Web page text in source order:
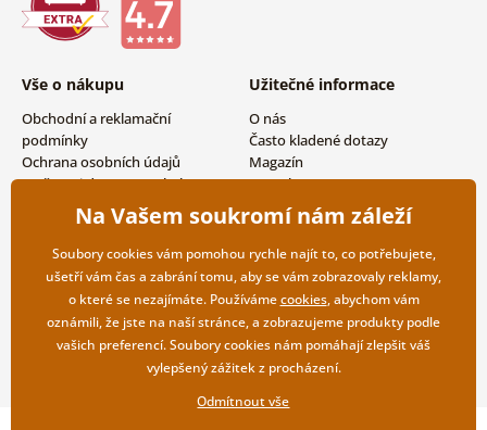
Vše o nákupu
Obchodní a reklamační
podmínky
Ochrana osobních údajů
Možnosti dopravy a platby
Vrácení zboží
Užitečné informace
O nás
Často kladené dotazy
Magazín
Kontakty
Velkoobchodní spolupráce
Na Vašem soukromí nám záleží
Soubory cookies vám pomohou rychle najít to, co potřebujete,
ušetří vám čas a zabrání tomu, aby se vám zobrazovaly reklamy,
o které se nezajímáte. Používámecookies, abychom vám
oznámili, že jste na naší stránce, a zobrazujeme produkty podle
vašich preferencí. Soubory cookies nám pomáhají zlepšit váš
vylepšený zážitek z procházení.
Odmítnout vše